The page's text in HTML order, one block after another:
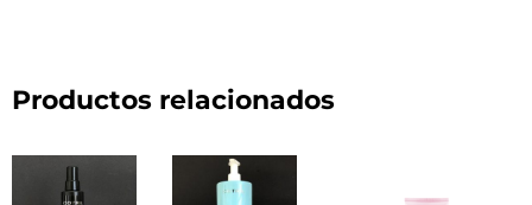
Productos relacionados